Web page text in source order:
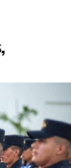
otros
en
una
su
sin